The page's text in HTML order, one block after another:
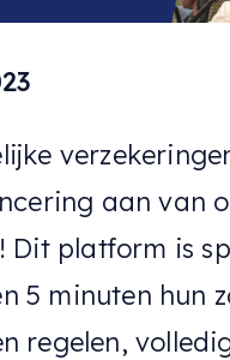
aan van
Dit platform is
5 minuten hun
regelen,